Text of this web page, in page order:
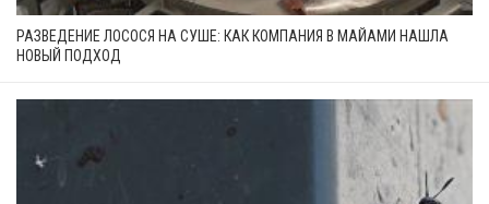
РАЗВЕДЕНИЕ ЛОСОСЯ НА СУШЕ: КАК КОМПАНИЯ В МАЙАМИ НАШЛА
НОВЫЙ ПОДХОД